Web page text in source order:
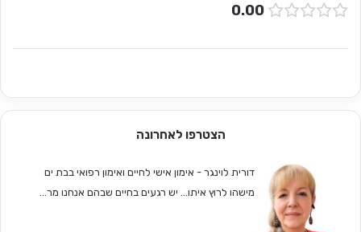
0.00
הצטרפו לאחרונה
דורית לוינגר - אימון אישי לחיים ואימון רפואי בבת ים
מישהו לרוץ איתו... יש רגעים בחיים שבהם אנחנו מר...